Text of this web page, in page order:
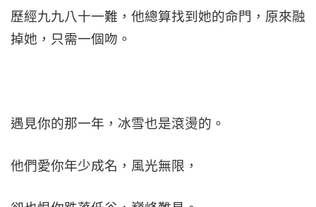
歷經九九八十一難，他總算找到她的命門，原來融
掉她，只需一個吻。
遇見你的那一年，冰雪也是滾燙的。
他們愛你年少成名，風光無限，